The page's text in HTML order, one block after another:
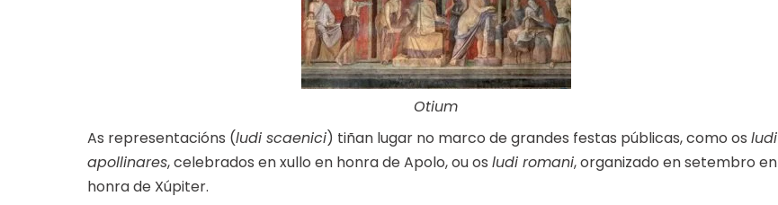
Otium
As representacións (ludi scaenici) tiñan lugar no marco de grandes festas públicas, como os ludi
apollinares, celebrados en xullo en honra de Apolo, ou os ludi romani, organizado en setembro en
honra de Xúpiter.